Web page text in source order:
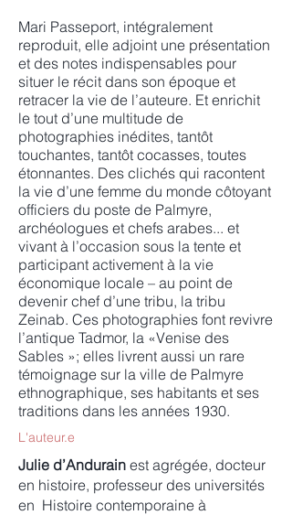
Mari Passeport, intégralement
reproduit, elle adjoint une présentation
et des notes indispensables pour
situer le récit dans son époque et
retracer la vie de l’auteure. Et enrichit
le tout d’une multitude de
photographies inédites, tantôt
touchantes, tantôt cocasses, toutes
étonnantes. Des clichés qui racontent
la vie d’une femme du monde côtoyant
officiers du poste de Palmyre,
archéologues et chefs arabes... et
vivant à l’occasion sous la tente et
participant activement à la vie
économique locale – au point de
devenir chef d’une tribu, la tribu
Zeinab. Ces photographies font revivre
l’antique Tadmor, la «Venise des
Sables »; elles livrent aussi un rare
témoignage sur la ville de Palmyre
ethnographique, ses habitants et ses
traditions dans les années 1930.
L'auteur.e
Julie d’Andurain est agrégée, docteur
en histoire, professeur des universités
en Histoire contemporaine à